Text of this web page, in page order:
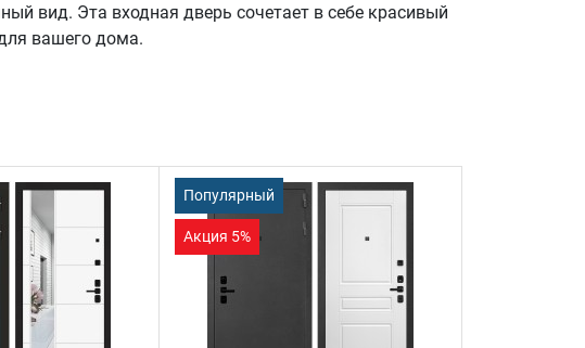
вид. Эта входная дверь сочетает в себе красивый
вашего дома.
Популярный
Акция 5%